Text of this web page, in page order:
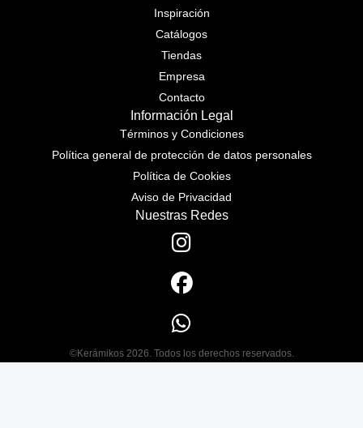
Inspiración
Catálogos
Tiendas
Empresa
Contacto
Información Legal
Términos y Condiciones
Política general de protección de datos personales
Política de Cookies
Aviso de Privacidad
Nuestras Redes
©Kerámikos 2026. Todos los derechos reservados.